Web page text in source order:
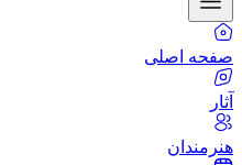
صفحه اصلی
آثار
هنرمندان